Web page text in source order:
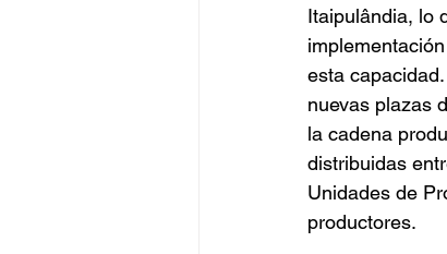
Itaipulândia, lo
esta
nuevas plazas
la cadena
distribuidas
Unidades de
productores.